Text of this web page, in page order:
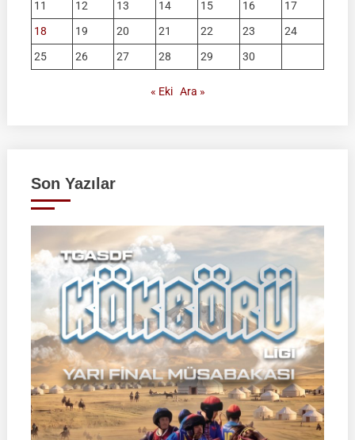
11 12 13 14 15 16
17
18
19 20 21 22 23
24
25
26 27 28 29 30
« Eki Ara »
Son Yazılar